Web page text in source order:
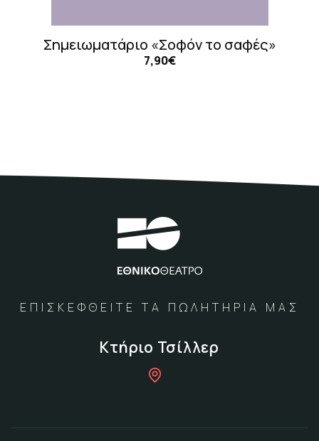
Σημειωματάριο «Σοφόν το σαφές»
7,90€
ΕΠΙΣΚΕΦΘΕΙΤΕ ΤΑ ΠΩΛΗΤΗΡΙΑ ΜΑΣ
Κτήριο Τσίλλερ